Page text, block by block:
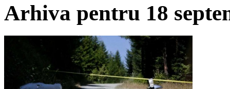
Arhiva pentru 18